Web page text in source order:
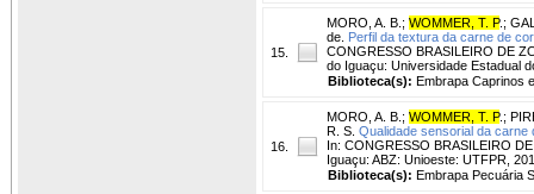
15.
MORO, A. B. ; WOMMER, T. P. ;
de. Perfil da textura da carne de
CONGRESSO BRASILEIRO DE
do Iguaçu: Universidade Estadual
Biblioteca(s): Embrapa Caprinos
16.
MORO, A. B. ; WOMMER, T. P. ;
R. S. Qualidade sensorial da
In: CONGRESSO BRASILEIRO
Iguaçu: ABZ: Unioeste: UTFPR,
Biblioteca(s): Embrapa Pecuária